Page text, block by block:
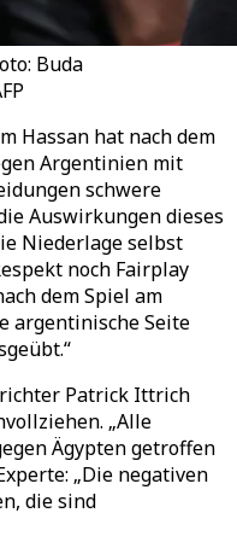
Buda
Hassan hat nach dem
Argentinien mit
schwere
Auswirkungen dieses
Niederlage selbst
noch Fairplay
dem Spiel am
argentinische Seite
“
Patrick Ittrich
„Alle
Ägypten getroffen
„Die negativen
die sind